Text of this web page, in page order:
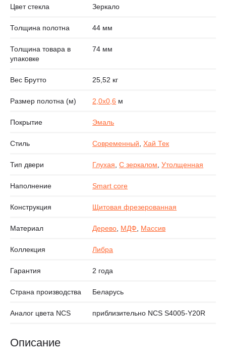
Цвет стекла Зеркало
Толщина полотна 44 мм
Толщина товара в
упаковке
74 мм
Вес Брутто 25,52 кг
Размер полотна (м) 2,0х0,6 м
Покрытие Эмаль
Стиль Современный,Хай Тек
Тип двери Глухая,С зеркалом,Утолщенная
Наполнение Smart core
Конструкция Щитовая фрезерованная
Материал Дерево, МДФ, Массив
Коллекция Либра
Гарантия 2 года
Страна производства Беларусь
Аналог цвета NCS приблизительно NCS S4005-Y20R
Описание